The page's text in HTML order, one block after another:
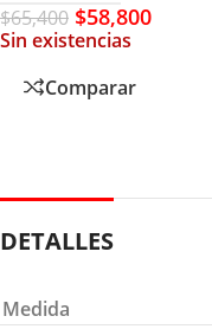
$65,400 $58,800
Sin existencias
Comparar
DETALLES
Medida